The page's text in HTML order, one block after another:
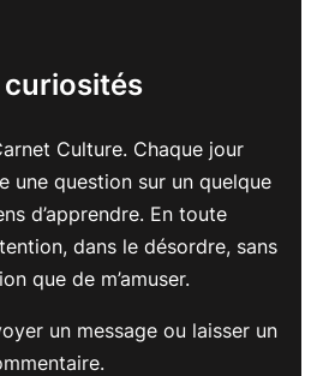
Culture. Chaque jour
une question sur un quelque
d’apprendre. En toute
dans le désordre, sans
que de m’amuser.
un message ou laisser un